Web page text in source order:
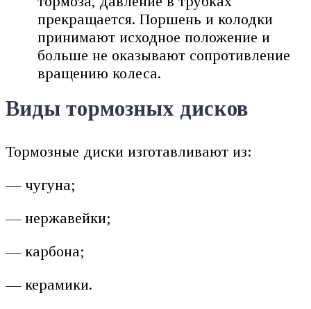
прекращается. Поршень и колодки
принимают исходное положение и
больше не оказывают сопротивление
вращению колеса.
Виды тормозных дисков
Тормозные диски изготавливают из:
— чугуна;
— нержавейки;
— карбона;
— керамики.